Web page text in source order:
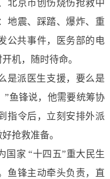
北京市创伤烧伤抢救中
地震、踩踏、爆炸、重
公共事件，医务部的电
机，随时待命。
派医生支援，要么是
”鱼锋说，他需要统筹协
指令后，立刻安排外派
抢救准备。
家 “十四五”重大民生
鱼锋主动牵头负责，直